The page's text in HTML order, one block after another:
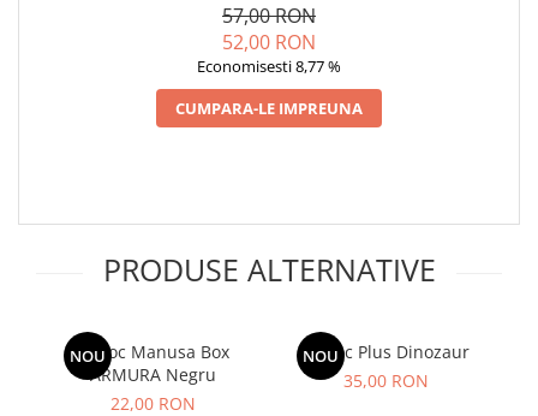
57,00 RON
52,00 RON
Economisesti 8,77 %
CUMPARA-LE IMPREUNA
PRODUSE ALTERNATIVE
NOU
Breloc Manusa Box
ARMURA Negru
22,00 RON
NOU
Breloc Plus Dinozaur
35,00 RON